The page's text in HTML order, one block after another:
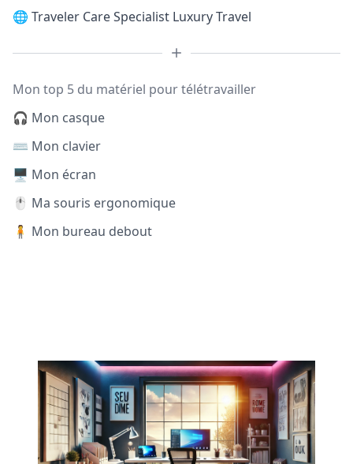
🌐 Traveler Care Specialist Luxury Travel
Mon top 5 du matériel pour télétravailler
🎧 Mon casque
⌨️ Mon clavier
🖥️ Mon écran
🖱️ Ma souris ergonomique
🧍 Mon bureau debout